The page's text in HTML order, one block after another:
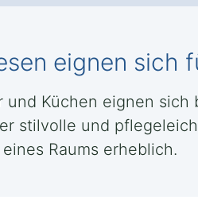
eignen sich
und Küchen eignen
stilvolle und
Raums erheblich.